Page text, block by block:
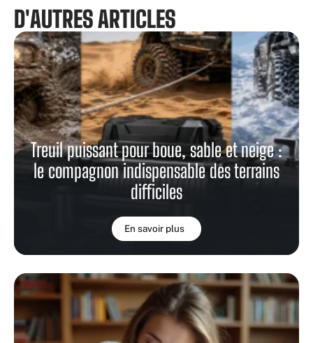
D'AUTRES ARTICLES
Treuil puissant pour boue, sable et neige :
le compagnon indispensable des terrains
difficiles
En savoir plus